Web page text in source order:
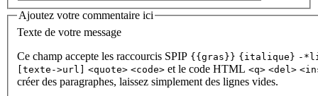
Ajoutez votre commentaire ici
Texte de votre message
Ce champ accepte les raccourcis SPIP {{gras}} {italique} -
[texte->url] <quote> <code> et le code HTML <q> <del>
créer des paragraphes, laissez simplement des lignes vides.